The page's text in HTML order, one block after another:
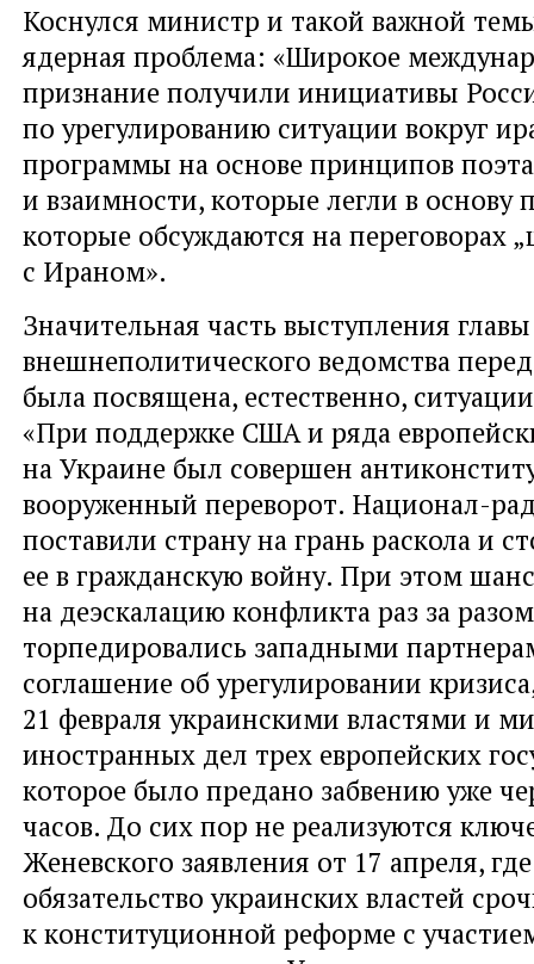
Коснулся министр и такой важной
ядерная проблема: «Широкое
признание получили инициативы
по урегулированию ситуации вокруг
программы на основе принципов
и взаимности, которые легли в основу
которые обсуждаются на переговорах
с Ираном».
Значительная часть выступления
внешнеполитического ведомства
была посвящена, естественно,
«При поддержке США и ряда
на Украине был совершен
вооруженный переворот. Национал-
поставили страну на грань раскола и
ее в гражданскую войну. При этом
на деэскалацию конфликта раз за разом
торпедировались западными
соглашение об урегулировании
21 февраля украинскими властями и
иностранных дел трех европейских
которое было предано забвению уже
часов. До сих пор не реализуются
Женевского заявления от 17 апреля,
обязательство украинских властей
к конституционной реформе с